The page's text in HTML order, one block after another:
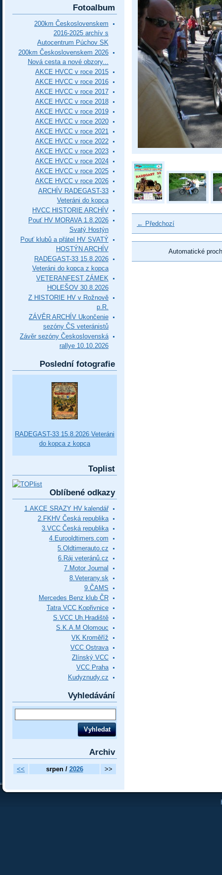
← Předchozí
Automatické
Fotoalbum
200km Československem
2016-2025 archív s
Autocentrum Púchov SK
200km Československem 2026
Nová cesta a nové obzory...
AKCE HVCC v roce 2015
AKCE HVCC v roce 2016
AKCE HVCC v roce 2017
AKCE HVCC v roce 2018
AKCE HVCC v roce 2019
AKCE HVCC v roce 2020
AKCE HVCC v roce 2021
AKCE HVCC v roce 2022
AKCE HVCC v roce 2023
AKCE HVCC v roce 2024
AKCE HVCC v roce 2025
AKCE HVCC v roce 2026
ARCHÍV RADEGAST-33
Veteráni do kopca
HVCC HISTORIE ARCHÍV
Pouť HV MORAVA 1.8.2026
Svatý Hostýn
Pouť klubů a přátel HV SVATÝ
HOSTÝN ARCHÍV
RADEGAST-33 15.8.2026
Veteráni do kopca z kopca
VETERANFEST ZÁMEK
HOLEŠOV 30.8.2026
Z HISTORIE HV v Rožnově
p.R.
ZÁVĚR ARCHÍV Ukončenie
sezóny ČS veteránistů
Závěr sezóny Československá
rallye 10.10.2026
Poslední fotografie
RADEGAST-33 15.8.2026 Veteráni
do kopca z kopca
Toplist
Oblíbené odkazy
1.AKCE SRAZY HV kalendář
2.FKHV Česká republika
3.VCC Česká republika
4.Eurooldtimers.com
5.Oldtimerauto.cz
6.Ráj veteránů.cz
7.Motor Journal
8.Veterany.sk
9.ČAMS
Mercedes Benz klub ČR
Tatra VCC Kopřivnice
S.VCC Uh.Hradiště
S.K.A.M Olomouc
VK Kroměříž
VCC Ostrava
Zlínský VCC
VCC Praha
Kudyznudy.cz
Vyhledávání
Archiv
<< srpen / 2026 >>